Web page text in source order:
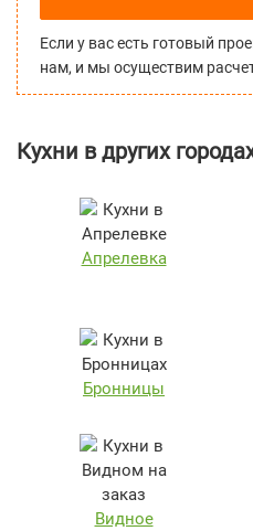
Если у вас есть готовый
нам, и мы осуществим
Кухни в других
Апрелевка
Бронницы
Видное